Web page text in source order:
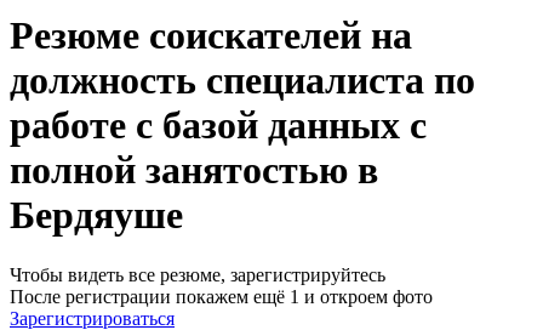
Резюме соискателей на
должность специалиста по
работе с базой данных с
полной занятостью в
Бердяуше
Чтобы видеть все резюме, зарегистрируйтесь
После регистрации покажем ещё 1 и откроем фото
Зарегистрироваться